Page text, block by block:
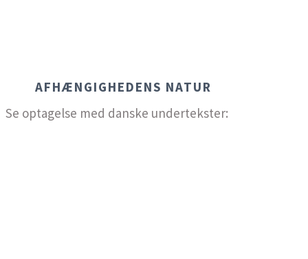
AFHÆNGIGHEDENS NATUR
Se optagelse med danske undertekster: